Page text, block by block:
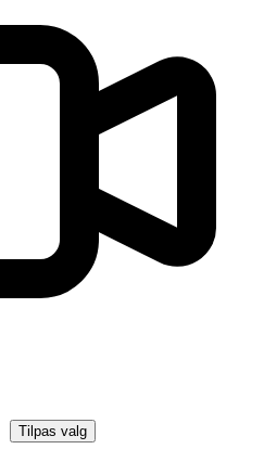
Tilpas valg